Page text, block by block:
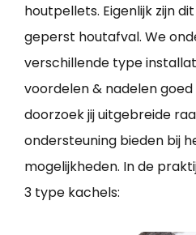
houtpellets. Eigenlijk zijn
geperst houtafval. We
verschillende type
voordelen & nadelen
doorzoek jij uitgebreide
ondersteuning bieden bij
mogelijkheden. In de
3 type kachels: